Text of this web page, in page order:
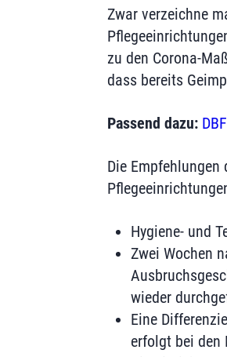
Zwar verzeichne
zu den Corona-
dass bereits
Passend dazu:
Die
Hygiene- und
Zwei Wochen
wieder
Eine
erfolgt bei den